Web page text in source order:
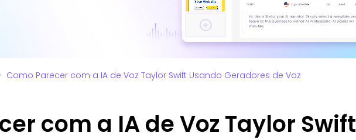
Como Parecer com a IA de Voz Taylor Swift Usando Geradores de Voz
com a IA de Voz Taylor Swift